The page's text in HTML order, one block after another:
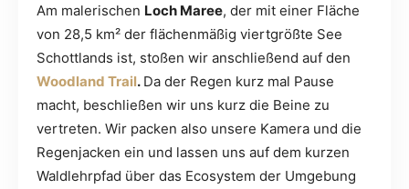
Am malerischen Loch Maree, der mit einer Fläche
von 28,5 km² der flächenmäßig viertgrößte See
Schottlands ist, stoßen wir anschließend auf den
Woodland Trail. Da der Regen kurz mal Pause
macht, beschließen wir uns kurz die Beine zu
vertreten. Wir packen also unsere Kamera und die
Regenjacken ein und lassen uns auf dem kurzen
Waldlehrpfad über das Ecosystem der Umgebung